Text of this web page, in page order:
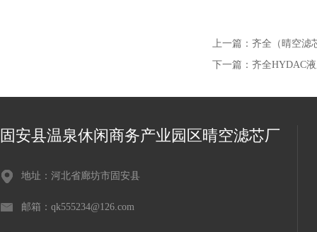
上一篇： 齐全（晴空滤
下一篇： 齐全HYDAC
固安县温泉休闲商务产业园区晴空滤芯厂
地址：河北省廊坊市固安县
邮箱：qk555234@126.com